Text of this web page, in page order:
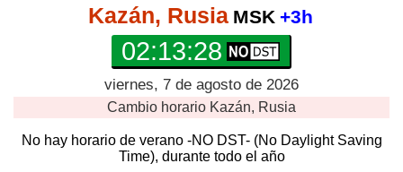
Kazán, Rusia MSK +3h
02:13:28
viernes, 7 de agosto de 2026
Cambio horario Kazán, Rusia
No hay horario de verano -NO DST- (No Daylight Saving
Time), durante todo el año